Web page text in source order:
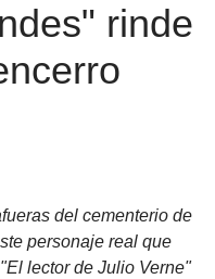
rinde
del cementerio de
personaje real que
lector de Julio Verne"